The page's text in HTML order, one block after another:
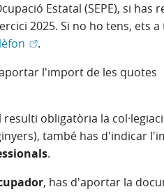
Estatal (SEPE), si has
2025. Si no ho tens, ets a
(Obre en finestra nova)
.
l'import de les quotes
obligatòria la
també has d'indicar
.
, has d'aportar la